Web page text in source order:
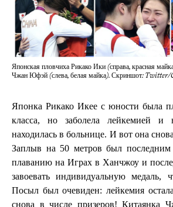
Японская пловчиха Рикако Ики (справа, красная
Чжан Юфэй (слева, белая майка). Скриншот: Twitter/
Японка Рикако Икее с юности была
класса, но заболела лейкемией и
находилась в больнице. И вот она
Заплыв на 50 метров был последним
плаванию на Играх в Ханчжоу и
завоевать индивидуальную медаль,
Посыл был очевиден: лейкемия
снова в числе призеров!